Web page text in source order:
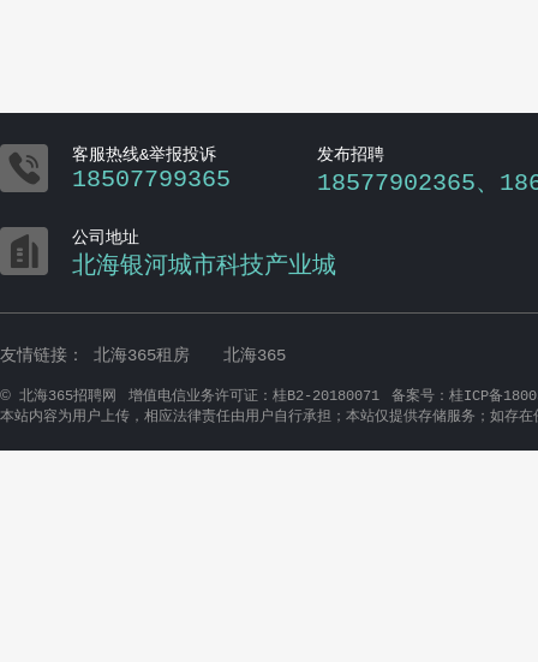
 客服热线&举报投诉
18507799365
发布招聘
18577902365、
 公司地址
北海银河城市科技产业城
友情链接： 北海365租房 北海365
© 北海365招聘网 增值电信业务许可证：桂B2-20180071
备案号：桂ICP备
本站内容为用户上传，相应法律责任由用户自行承担；本站仅提供存储服务；如存